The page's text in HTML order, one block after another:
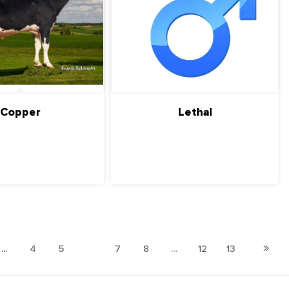
Copper Lethal
... 4 5 7 8 ... 12 13